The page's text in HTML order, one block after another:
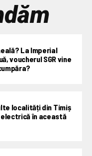
La Imperial
voucherul SGR vine
localități din Timiș
în această